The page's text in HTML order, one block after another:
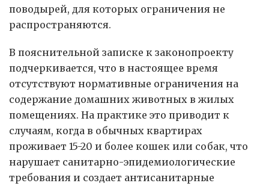
поводырей, для которых ограничения не
распространяются.
В пояснительной записке к законопроекту
подчеркивается, что в настоящее время
отсутствуют нормативные ограничения на
содержание домашних животных в жилых
помещениях. На практике это приводит к
случаям, когда в обычных квартирах
проживает 15-20 и более кошек или собак, что
нарушает санитарно-эпидемиологические
требования и создает антисанитарные